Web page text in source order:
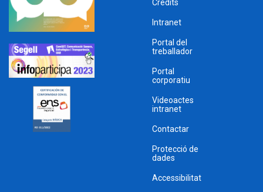
Crèdits
Intranet
Portal del
treballador
Portal
corporatiu
Videoactes
intranet
Contactar
Protecció de
dades
Accessibilitat